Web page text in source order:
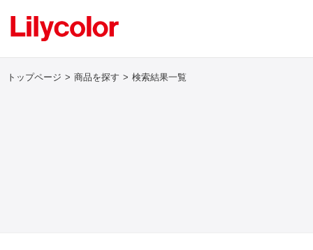
トップページ 商品を探す 検索結果一覧